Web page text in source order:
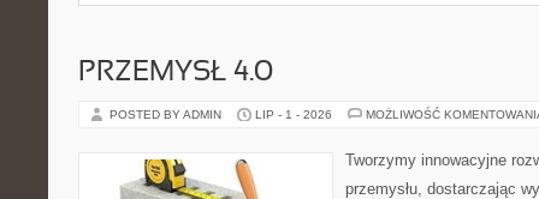
PRZEMYSŁ 4.0
POSTED BY ADMIN LIP - 1 - 2026 MOŻLIWOŚĆ
Tworzymy innowacyjne
przemysłu, dostarczając